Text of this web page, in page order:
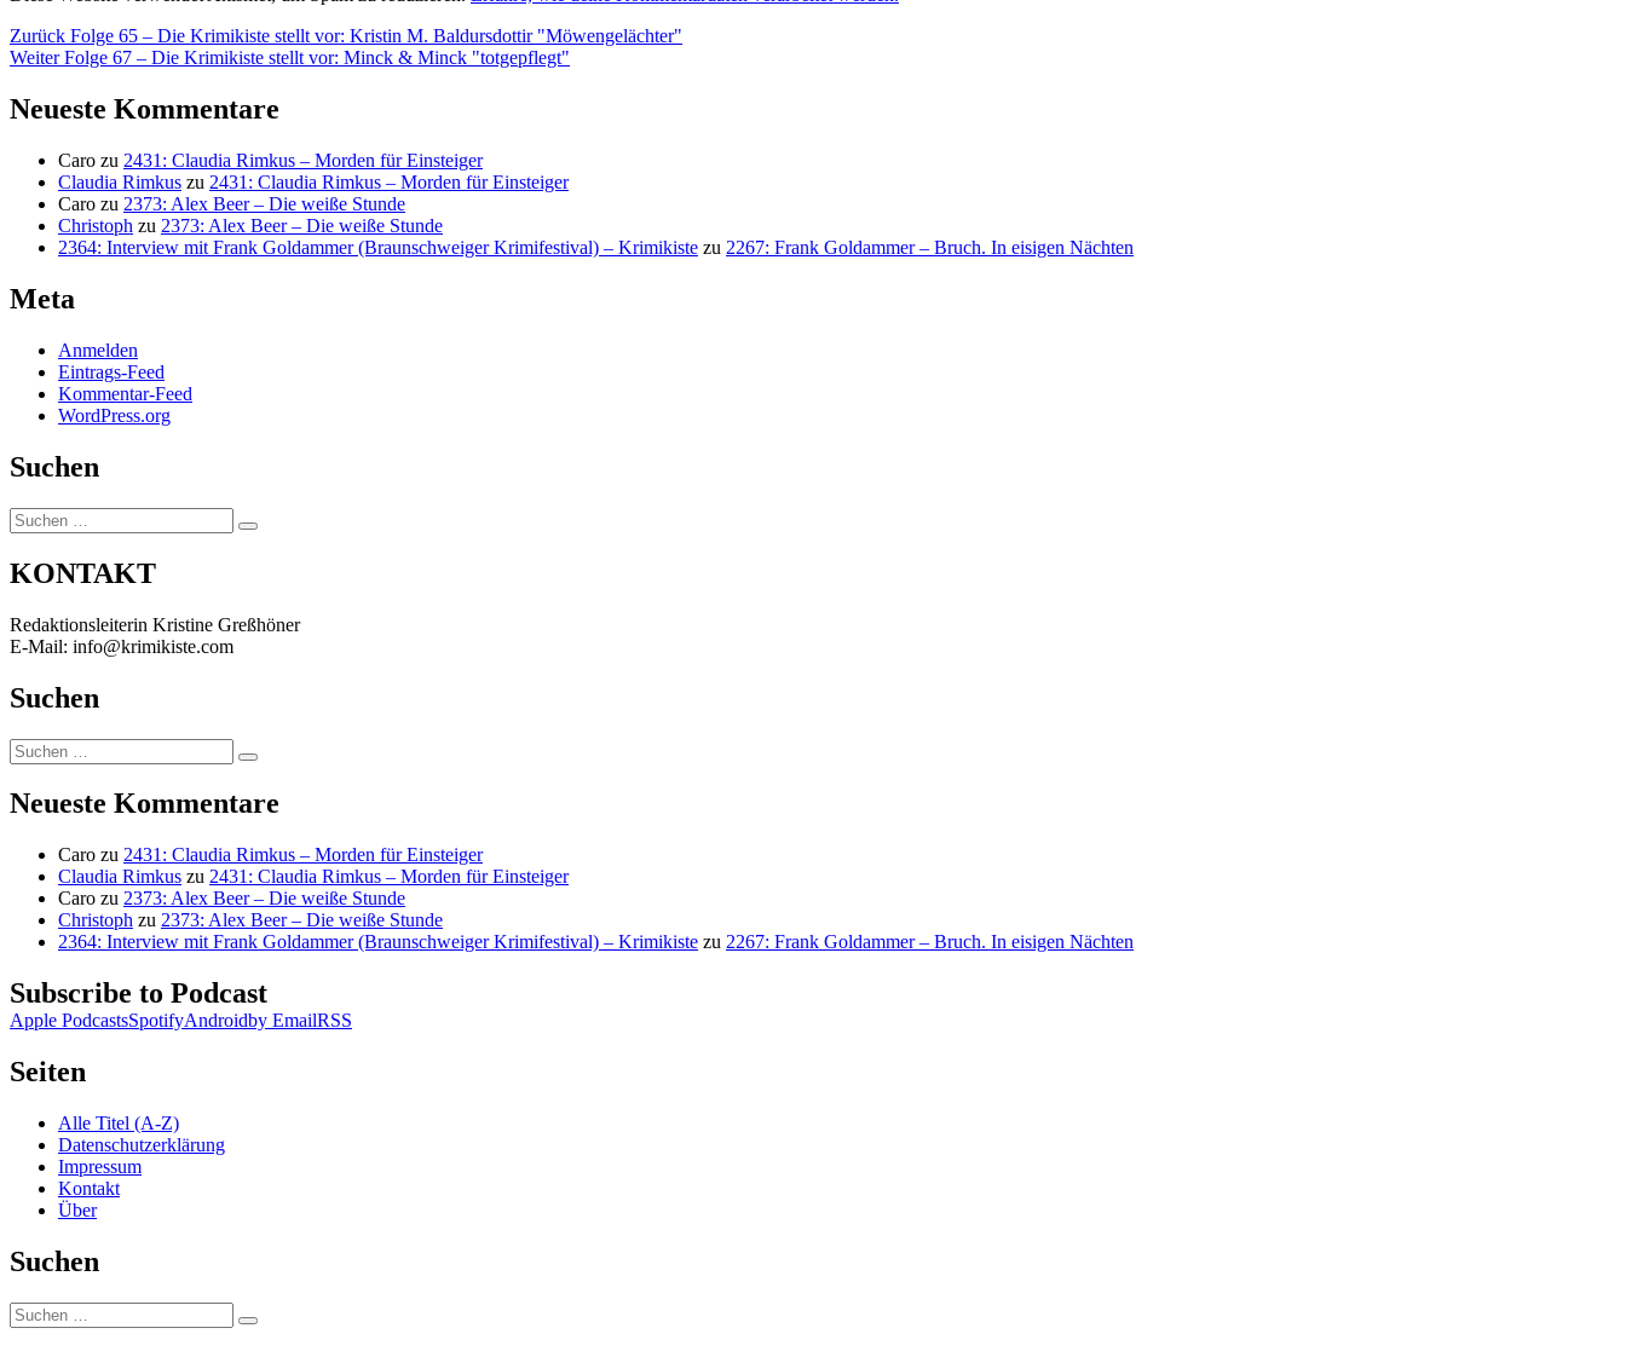
Beitragsnavigation
Zurück Vorheriger
Beitrag:
Folge 65 – Die Krimikiste stellt vor: Kristin M. Baldursdottir "Möwengelächter"
Weiter Nächster
Folge 67 – Die Krimikiste stellt vor: Minck & Minck "totgepflegt"
Neueste Kommentare
Caro zu 2431: Claudia Rimkus – Morden für Einsteiger
Claudia Rimkus zu 2431: Claudia Rimkus – Morden für Einsteiger
Caro zu 2373: Alex Beer – Die weiße Stunde
Christoph zu 2373: Alex Beer – Die weiße Stunde
2364: Interview mit Frank Goldammer (Braunschweiger Krimifestival) – Krimikiste zu 2267: Frank Goldammer – Bruch. In eisigen Nächten
Meta
Anmelden
Eintrags-Feed
Kommentar-Feed
WordPress.org
Suchen
Suchen
nach:
Suchen
KONTAKT
Redaktionsleiterin Kristine Greßhöner
E-Mail: info@krimikiste.com
Suchen
Suchen
nach:
Suchen
Neueste Kommentare
Caro zu 2431: Claudia Rimkus – Morden für Einsteiger
Claudia Rimkus zu 2431: Claudia Rimkus – Morden für Einsteiger
Caro zu 2373: Alex Beer – Die weiße Stunde
Christoph zu 2373: Alex Beer – Die weiße Stunde
2364: Interview mit Frank Goldammer (Braunschweiger Krimifestival) – Krimikiste zu 2267: Frank Goldammer – Bruch. In eisigen Nächten
Subscribe to Podcast
Apple PodcastsSpotifyAndroidby EmailRSS
Seiten
Alle Titel (A-Z)
Datenschutzerklärung
Impressum
Kontakt
Über
Suchen
Suchen
nach:
Suchen